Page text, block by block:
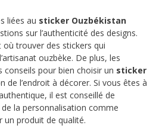
liées au sticker Ouzbékistan
sur l’authenticité des designs.
trouver des stickers qui
ouzbèke. De plus, les
conseils pour bien choisir un sticker
de l’endroit à décorer. Si vous êtes à
il est conseillé de
la personnalisation comme
un produit de qualité.